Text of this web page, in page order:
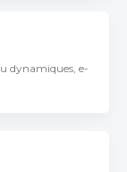
dynamiques, e-